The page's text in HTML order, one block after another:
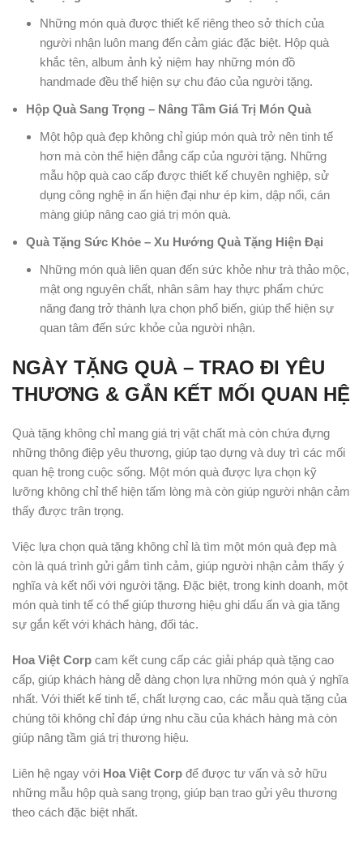
Những món quà được thiết kế riêng theo sở thích của
người nhận luôn mang đến cảm giác đặc biệt. Hộp quà
khắc tên, album ảnh kỷ niệm hay những món đồ
handmade đều thể hiện sự chu đáo của người tặng.
Hộp Quà Sang Trọng – Nâng Tầm Giá Trị Món Quà
Một hộp quà đẹp không chỉ giúp món quà trở nên tinh tế
hơn mà còn thể hiện đẳng cấp của người tặng. Những
mẫu hộp quà cao cấp được thiết kế chuyên nghiệp, sử
dụng công nghệ in ấn hiện đại như ép kim, dập nổi, cán
màng giúp nâng cao giá trị món quà.
Quà Tặng Sức Khỏe – Xu Hướng Quà Tặng Hiện Đại
Những món quà liên quan đến sức khỏe như trà thảo mộc,
mật ong nguyên chất, nhân sâm hay thực phẩm chức
năng đang trở thành lựa chọn phổ biến, giúp thể hiện sự
quan tâm đến sức khỏe của người nhận.
NGÀY TẶNG QUÀ – TRAO ĐI YÊU
THƯƠNG & GẮN KẾT MỐI QUAN HỆ
Quà tặng không chỉ mang giá trị vật chất mà còn chứa đựng
những thông điệp yêu thương, giúp tạo dựng và duy trì các mối
quan hệ trong cuộc sống. Một món quà được lựa chọn kỹ
lưỡng không chỉ thể hiện tấm lòng mà còn giúp người nhận cảm
thấy được trân trọng.
Việc lựa chọn quà tặng không chỉ là tìm một món quà đẹp mà
còn là quá trình gửi gắm tình cảm, giúp người nhận cảm thấy ý
nghĩa và kết nối với người tặng. Đặc biệt, trong kinh doanh, một
món quà tinh tế có thể giúp thương hiệu ghi dấu ấn và gia tăng
sự gắn kết với khách hàng, đối tác.
Hoa Việt Corp cam kết cung cấp các giải pháp quà tặng cao
cấp, giúp khách hàng dễ dàng chọn lựa những món quà ý nghĩa
nhất. Với thiết kế tinh tế, chất lượng cao, các mẫu quà tặng của
chúng tôi không chỉ đáp ứng nhu cầu của khách hàng mà còn
giúp nâng tầm giá trị thương hiệu.
Liên hệ ngay với Hoa Việt Corp để được tư vấn và sở hữu
những mẫu hộp quà sang trọng, giúp bạn trao gửi yêu thương
theo cách đặc biệt nhất.